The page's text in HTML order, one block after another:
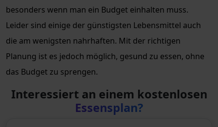
besonders wenn man ein Budget einhalten muss.
Leider sind einige der günstigsten Lebensmittel auch
die am wenigsten nahrhaften. Mit der richtigen
Planung ist es jedoch möglich, gesund zu essen, ohne
das Budget zu sprengen.
Interessiert an einem kostenlosen
Essensplan?